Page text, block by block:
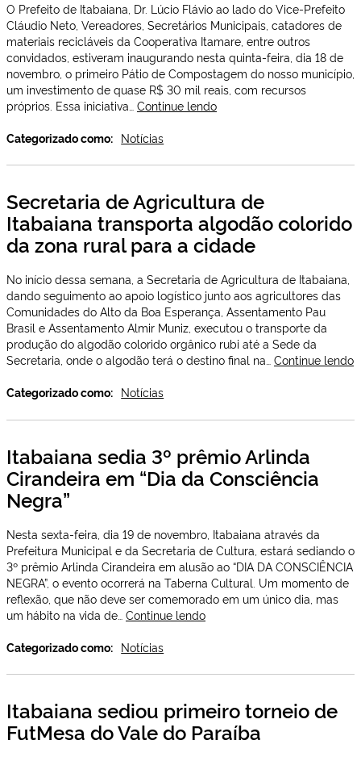
O Prefeito de Itabaiana, Dr. Lúcio Flávio ao lado do Vice-Prefeito
Cláudio Neto, Vereadores, Secretários Municipais, catadores de
materiais recicláveis da Cooperativa Itamare, entre outros
convidados, estiveram inaugurando nesta quinta-feira, dia 18 de
novembro, o primeiro Pátio de Compostagem do nosso município,
um investimento de quase R$ 30 mil reais, com recursos
próprios. Essa iniciativa… Continue lendoCom
de
inaugura
pátio
de
compostagem
Categorizado como: Notícias
Secretaria de Agricultura de
Itabaiana transporta algodão colorido
da zona rural para a cidade
No início dessa semana, a Secretaria de Agricultura de Itabaiana,
dando seguimento ao apoio logístico junto aos agricultores das
Comunidades do Alto da Boa Esperança, Assentamento Pau
Brasil e Assentamento Almir Muniz, executou o transporte da
produção do algodão colorido orgânico rubi até a Sede da
Secretaria, onde o algodão terá o destino final na… Continue lendo
a
Categorizado como: Notícias
Itabaiana sedia 3º prêmio Arlinda
Cirandeira em “Dia da Consciência
Negra”
Nesta sexta-feira, dia 19 de novembro, Itabaiana através da
Prefeitura Municipal e da Secretaria de Cultura, estará sediando o
3º prêmio Arlinda Cirandeira em alusão ao “DIA DA CONSCIÊNCIA
NEGRA”, o evento ocorrerá na Taberna Cultural. Um momento de
reflexão, que não deve ser comemorado em um único dia, mas
um hábito na vida de… Continue lendoItabaiana
Arlinda
em
“Dia
da
Categorizado como: Notícias
Itabaiana sediou primeiro torneio de
FutMesa do Vale do Paraíba